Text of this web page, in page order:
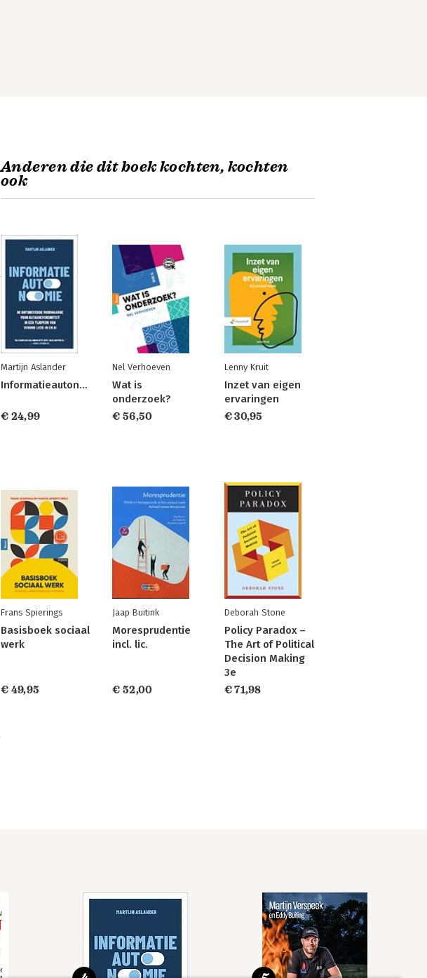
Anderen die dit boek kochten, kochten
ook
Martijn Aslander
Informatieautonomie
€ 24,99
Nel Verhoeven
Wat is
onderzoek?
€ 56,50
Lenny Kruit
Inzet van eigen
ervaringen
€ 30,95
Frans Spierings
Basisboek sociaal
werk
€ 49,95
Jaap Buitink
Moresprudentie
incl. lic.
€ 52,00
Deborah Stone
Policy Paradox –
The Art of Political
Decision Making
3e
€ 71,98